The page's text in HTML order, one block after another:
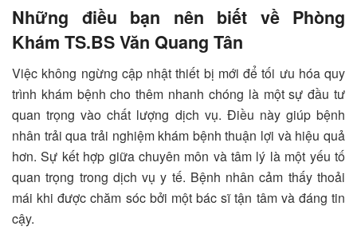
Những điều bạn nên biết về Phòng
Khám TS.BS Văn Quang Tân
Việc không ngừng cập nhật thiết bị mới để tối ưu hóa quy
trình khám bệnh cho thêm nhanh chóng là một sự đầu tư
quan trọng vào chất lượng dịch vụ. Điều này giúp bệnh
nhân trải qua trải nghiệm khám bệnh thuận lợi và hiệu quả
hơn. Sự kết hợp giữa chuyên môn và tâm lý là một yếu tố
quan trọng trong dịch vụ y tế. Bệnh nhân cảm thấy thoải
mái khi được chăm sóc bởi một bác sĩ tận tâm và đáng tin
cậy.